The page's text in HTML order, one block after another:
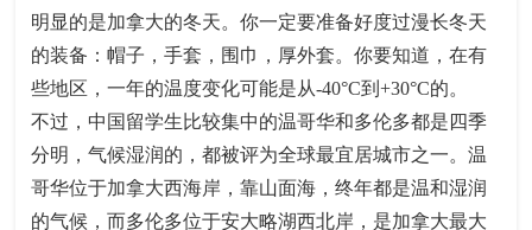
明显的是加拿大的冬天。你一定要准备好度过漫长冬天
的装备：帽子，手套，围巾，厚外套。你要知道，在有
些地区，一年的温度变化可能是从-40°C到+30°C的。
不过，中国留学生比较集中的温哥华和多伦多都是四季
分明，气候湿润的，都被评为全球最宜居城市之一。温
哥华位于加拿大西海岸，靠山面海，终年都是温和湿润
的气候，而多伦多位于安大略湖西北岸，是加拿大最大